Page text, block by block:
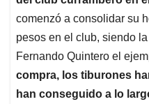
comenzó a consolidar su
pesos en el club, siendo
Fernando Quintero el
compra, los tiburones
han conseguido a lo